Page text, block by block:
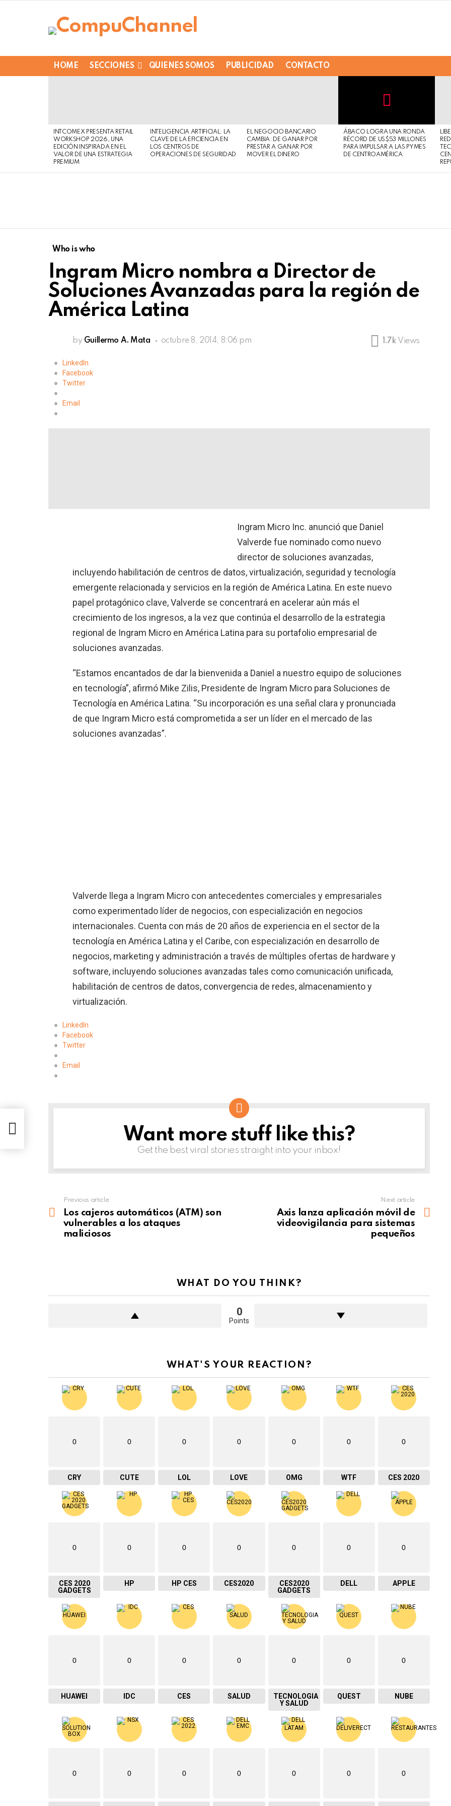
HOME SECCIONES QUIENES SOMOS PUBLICIDAD CONTACTO
INTCOMEX PRESENTA RETAIL
WORKSHOP 2026, UNA
EDICIÓN INSPIRADA EN EL
VALOR DE UNA ESTRATEGIA
PREMIUM
INTELIGENCIA ARTIFICIAL: LA
CLAVE DE LA EFICIENCIA EN
LOS CENTROS DE
OPERACIONES DE SEGURIDAD
EL NEGOCIO BANCARIO
CAMBIA: DE GANAR POR
PRESTAR A GANAR POR
MOVER EL DINERO
Safe
For
Work
view
this
post
ÁBACO LOGRA UNA RONDA
RÉCORD DE US$53 MILLONES
PARA IMPULSAR A LAS PYMES
DE CENTROAMÉRICA
Who is who
Ingram Micro nombra a Director de
Soluciones Avanzadas para la región de
América Latina
by Guillermo A. Mata octubre 8, 2014, 8:06 pm 1.7k Views
LinkedIn
Facebook
Twitter
Email
Ingram Micro Inc. anunció que Daniel
Valverde fue nominado como nuevo
director de soluciones avanzadas,
incluyendo habilitación de centros de datos, virtualización, seguridad y tecnología
emergente relacionada y servicios en la región de América Latina. En este nuevo
papel protagónico clave, Valverde se concentrará en acelerar aún más el
crecimiento de los ingresos, a la vez que continúa el desarrollo de la estrategia
regional de Ingram Micro en América Latina para su portafolio empresarial de
soluciones avanzadas.
“Estamos encantados de dar la bienvenida a Daniel a nuestro equipo de soluciones
en tecnología”, afirmó Mike Zilis, Presidente de Ingram Micro para Soluciones de
Tecnología en América Latina. “Su incorporación es una señal clara y pronunciada
de que Ingram Micro está comprometida a ser un líder en el mercado de las
soluciones avanzadas”.
Valverde llega a Ingram Micro con antecedentes comerciales y empresariales
como experimentado líder de negocios, con especialización en negocios
internacionales. Cuenta con más de 20 años de experiencia en el sector de la
tecnología en América Latina y el Caribe, con especialización en desarrollo de
negocios, marketing y administración a través de múltiples ofertas de hardware y
software, incluyendo soluciones avanzadas tales como comunicación unificada,
habilitación de centros de datos, convergencia de redes, almacenamiento y
virtualización.
LinkedIn
Facebook
Twitter
Email
NEWSLETTERWant more stuff like this?
Get the best viral stories straight into your inbox!
more
Previous article
Los cajeros automáticos (ATM) son
vulnerables a los ataques
maliciosos
Next article
Axis lanza aplicación móvil de
videovigilancia para sistemas
pequeños
WHAT DO YOU THINK?
0
Points
WHAT'S YOUR REACTION?
0
CRY
0
CUTE
0
LOL
0
LOVE
0
OMG
0
WTF
0
CES 2020
0
CES 2020
GADGETS
0
HP
0
HP CES
0
CES2020
0
CES2020
GADGETS
0
DELL
0
APPLE
0
HUAWEI
0
IDC
0
CES
0
SALUD
0
TECNOLOGIA
Y SALUD
0
QUEST
0
NUBE
0 0 0 0 0 0 0